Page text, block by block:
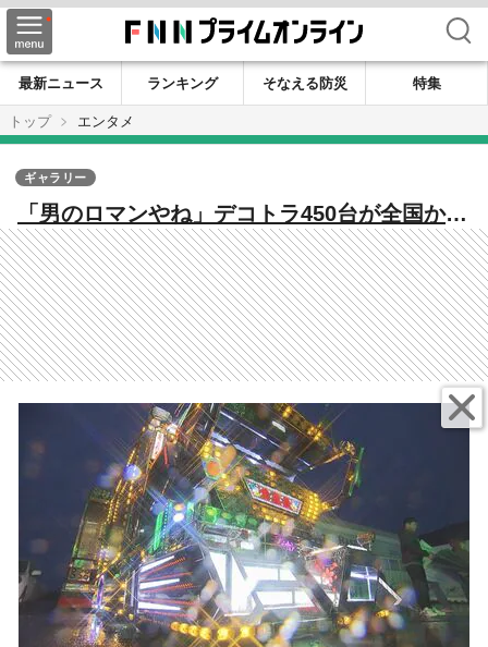
検索
最新ニュース ランキング そなえる防災
特集
トップ
エンタメ
「男のロマンやね」デコトラ450台が全国から
大集結！ 砂浜が一夜限りの“車のテーマパー
ク”に 美浜・水晶浜で恒例のチャリティー撮
影会
ギャラリー